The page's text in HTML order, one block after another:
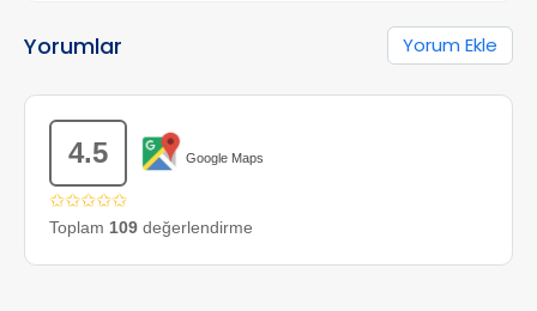
Yorumlar Yorum Ekle
4.5 Google Maps
✩✩✩✩✩
Toplam 109 değerlendirme